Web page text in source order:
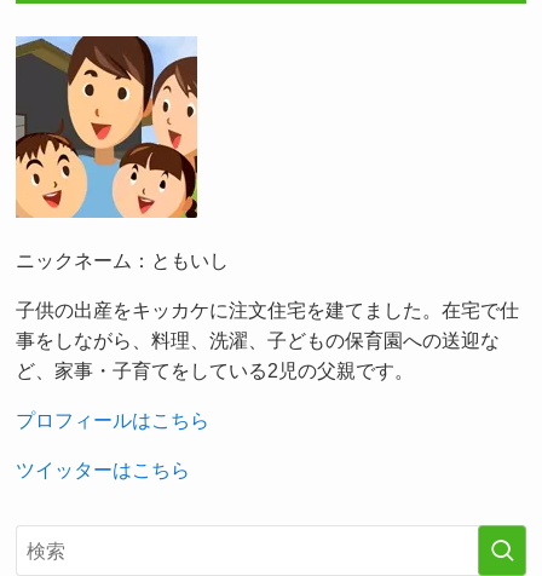
ニックネーム：ともいし
子供の出産をキッカケに注文住宅を建てました。在宅で仕
事をしながら、料理、洗濯、子どもの保育園への送迎な
ど、家事・子育てをしている2児の父親です。
プロフィールはこちら
ツイッターはこちら